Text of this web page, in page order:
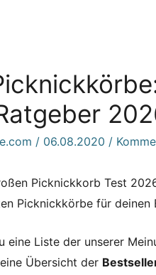
/ 06.08.2020 /
Picknickkorb Test
Picknickkörbe für deinen
eine Liste der unserer
Übersicht der